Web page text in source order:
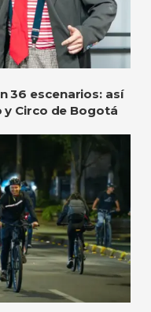
36 escenarios: así
y Circo de Bogotá